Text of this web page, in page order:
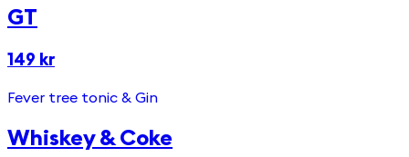
GT
149 kr
Fever tree tonic & Gin
Whiskey & Coke